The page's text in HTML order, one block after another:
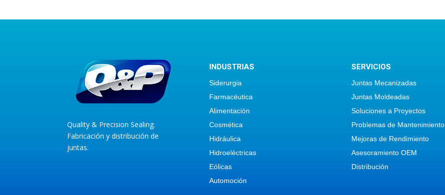
Quality & Precision Sealing.
Fabricación y distribución de
juntas.
INDUSTRIAS
Siderurgia
Farmacéutica
Alimentación
Cosmética
Hidráulica
Hidroeléctricas
Eólicas
Automoción
SERVICIOS
Juntas Mecanizadas
Juntas Moldeadas
Soluciones a Proyectos
Problemas de Mantenimiento
Mejoras de Rendimiento
Asesoramiento OEM
Distribución